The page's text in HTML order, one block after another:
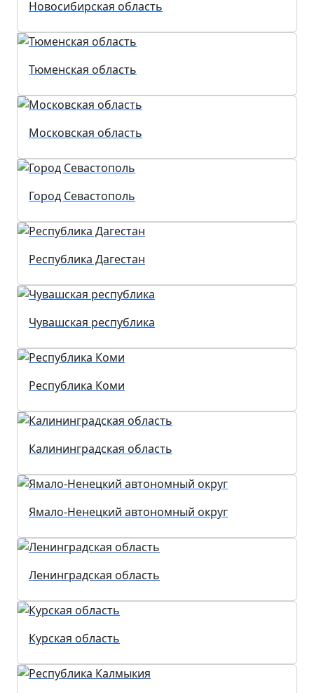
Новосибирская область
Тюменская область
Московская область
Город Севастополь
Республика Дагестан
Чувашская республика
Республика Коми
Калининградская область
Ямало-Ненецкий автономный округ
Ленинградская область
Курская область